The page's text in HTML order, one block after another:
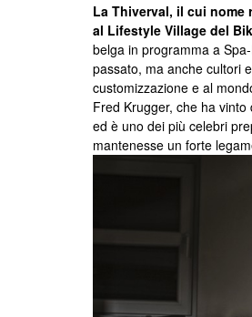
La Thiverval, il cui
al Lifestyle Village del
belga in programma a
passato, ma anche cultori
customizzazione e al
Fred Krugger, che ha
ed è uno dei più celebri
mantenesse un forte